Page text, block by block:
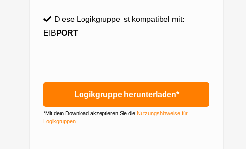
Diese Logikgruppe ist kompatibel mit:
EIBPORT
Logikgruppe herunterladen*
*Mit dem Download akzeptieren Sie die Nutzungshinweise für
Logikgruppen